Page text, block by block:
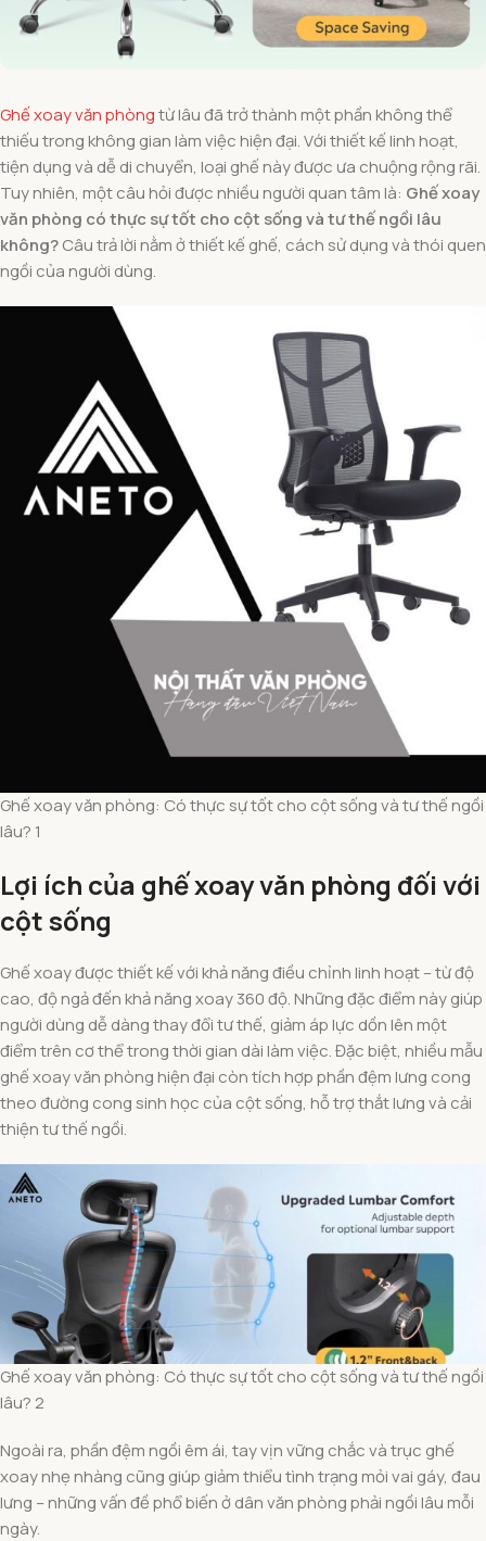
Ghế xoay văn phòngtừ lâu đã trở thành một phần không thể
thiếu trong không gian làm việc hiện đại. Với thiết kế linh hoạt,
tiện dụng và dễ di chuyển, loại ghế này được ưa chuộng rộng rãi.
Tuy nhiên, một câu hỏi được nhiều người quan tâm là: Ghế xoay
văn phòng có thực sự tốt cho cột sống và tư thế ngồi lâu
không?Câu trả lời nằm ở thiết kế ghế, cách sử dụng và thói quen
ngồi của người dùng.
Ghế xoay văn phòng: Có thực sự tốt cho cột sống và tư thế ngồi
lâu? 1
Lợi ích của ghế xoay văn phòng đối với
cột sống
Ghế xoay được thiết kế với khả năng điều chỉnh linh hoạt – từ độ
cao, độ ngả đến khả năng xoay 360 độ. Những đặc điểm này giúp
người dùng dễ dàng thay đổi tư thế, giảm áp lực dồn lên một
điểm trên cơ thể trong thời gian dài làm việc. Đặc biệt, nhiều mẫu
ghế xoay văn phòng hiện đại còn tích hợp phần đệm lưng cong
theo đường cong sinh học của cột sống, hỗ trợ thắt lưng và cải
thiện tư thế ngồi.
Ghế xoay văn phòng: Có thực sự tốt cho cột sống và tư thế ngồi
lâu? 2
Ngoài ra, phần đệm ngồi êm ái, tay vịn vững chắc và trục ghế
xoay nhẹ nhàng cũng giúp giảm thiểu tình trạng mỏi vai gáy, đau
lưng – những vấn đề phổ biến ở dân văn phòng phải ngồi lâu mỗi
ngày.